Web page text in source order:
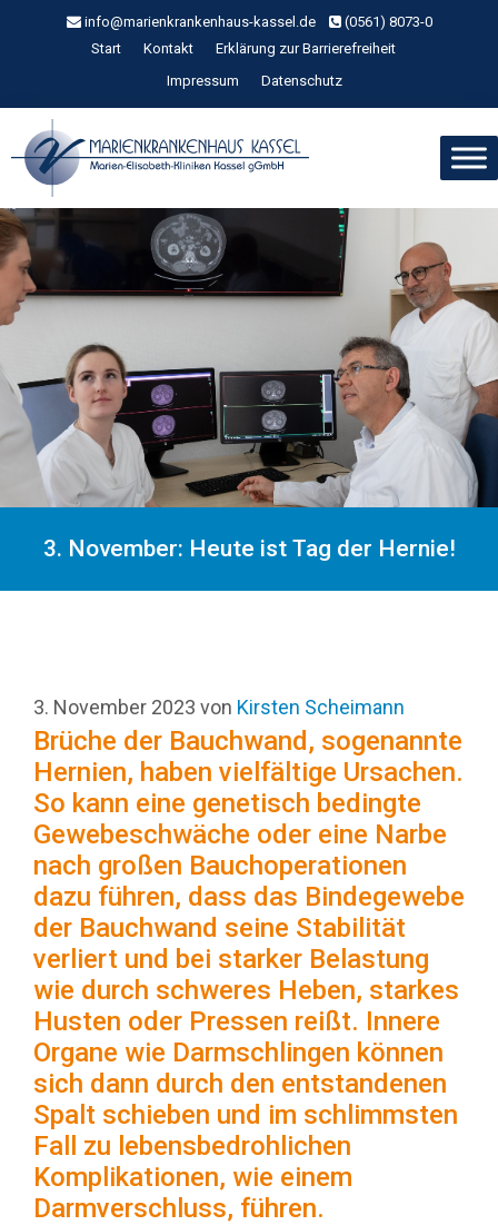
info@marienkrankenhaus-kassel.de
(0561) 8073-0
Start
Kontakt
Erklärung zur Barrierefreiheit
Impressum
Datenschutz
3. November: Heute ist Tag der Hernie!
3. November 2023 von Kirsten Scheimann
Brüche der Bauchwand, sogenannte
Hernien, haben vielfältige Ursachen.
So kann eine genetisch bedingte
Gewebeschwäche oder eine Narbe
nach großen Bauchoperationen
dazu führen, dass das Bindegewebe
der Bauchwand seine Stabilität
verliert und bei starker Belastung
wie durch schweres Heben, starkes
Husten oder Pressen reißt. Innere
Organe wie Darmschlingen können
sich dann durch den entstandenen
Spalt schieben und im schlimmsten
Fall zu lebensbedrohlichen
Komplikationen, wie einem
Darmverschluss, führen.